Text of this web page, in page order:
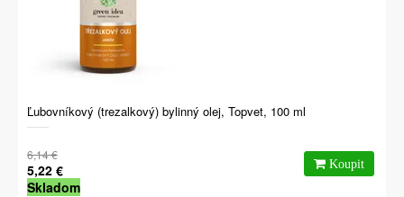
Ľubovníkový (trezalkový) bylinný olej, Topvet, 100 ml
6,14 €
5,22 €
Skladom